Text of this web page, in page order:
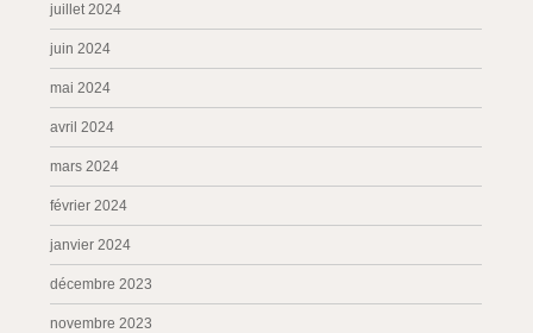
juillet 2024
juin 2024
mai 2024
avril 2024
mars 2024
février 2024
janvier 2024
décembre 2023
novembre 2023